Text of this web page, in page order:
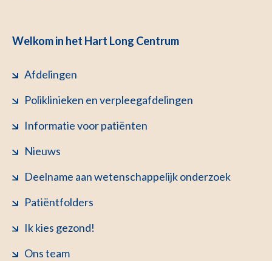
Welkom in het Hart Long Centrum
Afdelingen
Poliklinieken en verpleegafdelingen
Informatie voor patiënten
Nieuws
Deelname aan wetenschappelijk onderzoek
Patiëntfolders
Ik kies gezond!
Ons team